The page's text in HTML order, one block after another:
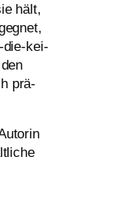
hält,
die-kei­
prä­